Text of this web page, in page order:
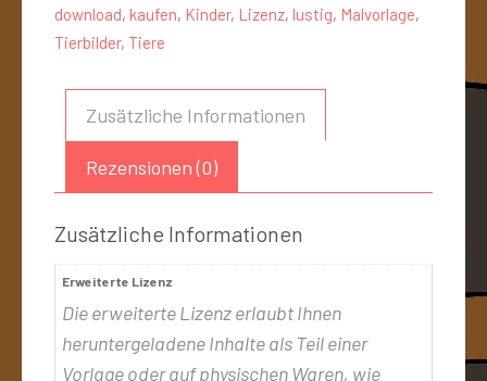
download, kaufen, Kinder, Lizenz, lustig, Malvorlage,
Tierbilder, Tiere
Zusätzliche Informationen
Rezensionen (0)
Zusätzliche Informationen
Erweiterte Lizenz
Die erweiterte Lizenz erlaubt Ihnen
heruntergeladene Inhalte als Teil einer
Vorlage oder auf physischen Waren, wie